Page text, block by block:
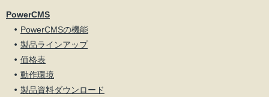
PowerCMS
PowerCMSの機能
製品ラインアップ
価格表
動作環境
製品資料ダウンロード